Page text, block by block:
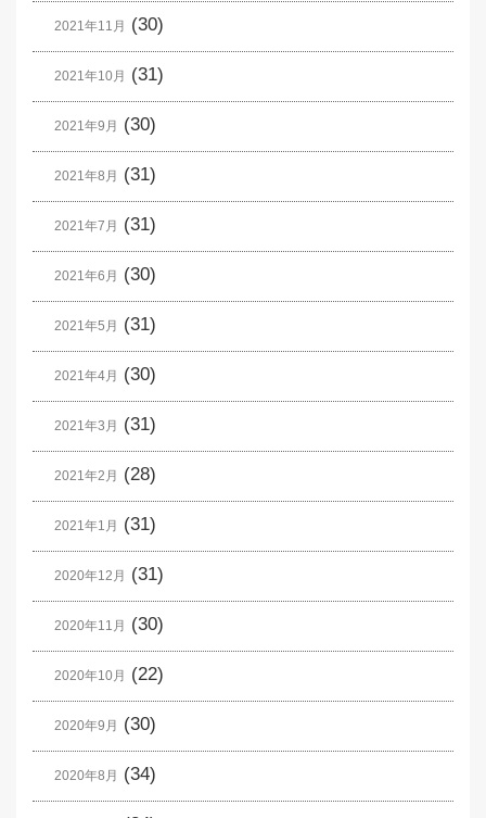
2021年11月 (30)
2021年10月 (31)
2021年9月 (30)
2021年8月 (31)
2021年7月 (31)
2021年6月 (30)
2021年5月 (31)
2021年4月 (30)
2021年3月 (31)
2021年2月 (28)
2021年1月 (31)
2020年12月 (31)
2020年11月 (30)
2020年10月 (22)
2020年9月 (30)
2020年8月 (34)